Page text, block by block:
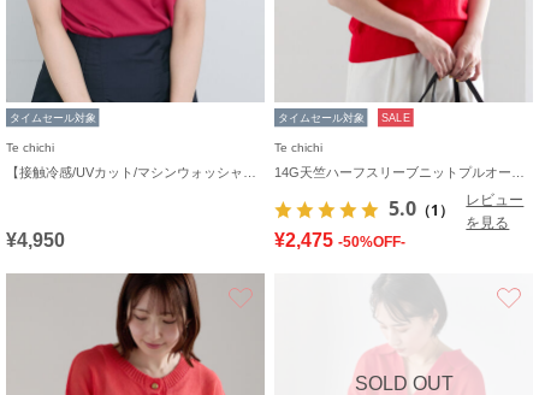
タイムセール対象
Te chichi
¥4,950
タイムセール対象 SALE
Te chichi
5.0 （1）
レビュー
を見る
¥2,475 -50%OFF-
SOLD OUT